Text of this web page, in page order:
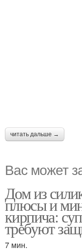
читать дальше →
Вас может
Дом из
плюсы и
кирпича:
требуют
7 мин.